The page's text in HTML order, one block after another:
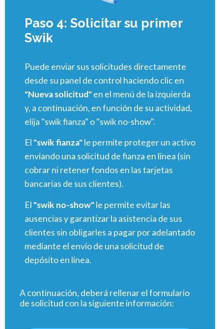
Paso 4: Solicitar su primer
Swik
Puede enviar sus solicitudes directamente
desde su panel de control haciendo clic en
"Nueva solicitud"en el menú de la izquierda
y, a continuación, en función de su actividad,
elija "swik fianza" o "swik no-show".
El "swik fianza"le permite proteger un activo
enviando una solicitud de fianza en línea (sin
cobrar ni retener fondos en las tarjetas
bancarias de sus clientes).
El "swik no-show"le permite evitar las
ausencias y garantizar la asistencia de sus
clientes sin obligarles a pagar por adelantado
mediante el envío de una solicitud de
depósito en línea.
A continuación, deberá rellenar el formulario
de solicitud con la siguiente información: